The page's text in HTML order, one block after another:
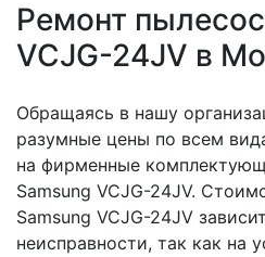
Ремонт
VCJG-24JV в
Обращаясь в нашу
разумные цены по всем
на фирменные
Samsung VCJG-24JV.
Samsung VCJG-24JV
неисправности, так как на